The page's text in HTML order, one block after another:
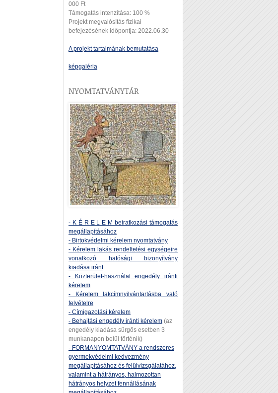
000 Ft
Támogatás intenzitása: 100 %
Projekt megvalósítás fizikai
befejezésének időpontja: 2022.06.30
A projekt tartalmának bemutatása
képgaléria
NYOMTATVÁNYTÁR
- K É R E L E M beiratkozási támogatás
megállapításához
- Birtokvédelmi kérelem nyomtatvány
- Kérelem lakás rendeltetési egységeire
vonatkozó hatósági bizonyítvány
kiadása iránt
- Közterület-használat engedély iránti
kérelem
- Kérelem lakcímnyilvántartásba való
felvételre
- Címigazolási kérelem
- Behajtási engedély iránti kérelem (az
engedély kiadása sürgős esetben 3
munkanapon belül történik)
- FORMANYOMTATVÁNY a rendszeres
gyermekvédelmi kedvezmény
megállapításához és felülvizsgálatához,
valamint a hátrányos, halmozottan
hátrányos helyzet fennállásának